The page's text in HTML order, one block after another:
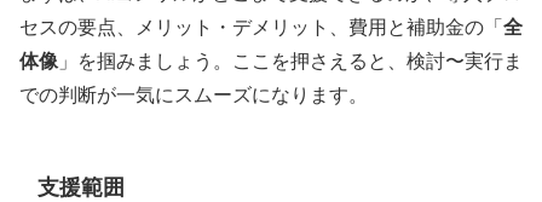
セスの要点、メリット・デメリット、費用と補助金の「 全
体像」を掴みましょう。ここを押さえると、検討〜実行ま
での判断が一気にスムーズになります。
支援範囲